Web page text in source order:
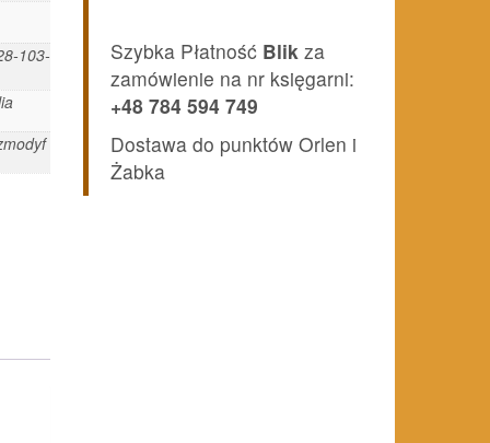
103-
Szybka Płatność Blik za
zamówienie na nr księgarni:
+48 784 594 749
Dostawa do punktów Orlen i
Żabka